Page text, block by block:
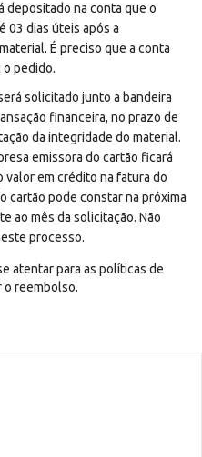
depositado na conta que o
03 dias úteis após a
É preciso que a conta
pedido.
solicitado junto a bandeira
financeira, no prazo de
da integridade do material.
emissora do cartão ficará
em crédito na fatura do
cartão pode constar na próxima
ao mês da solicitação. Não
processo.
atentar para as políticas de
o reembolso.